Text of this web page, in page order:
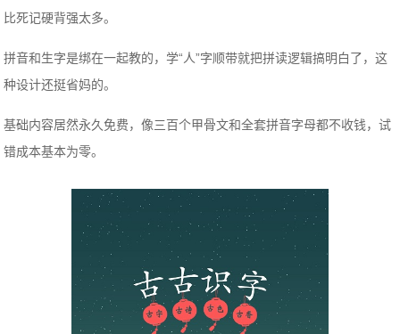
比死记硬背强太多。
拼音和生字是绑在一起教的，学“人”字顺带就把拼读逻辑搞明白了，这
种设计还挺省妈的。
基础内容居然永久免费，像三百个甲骨文和全套拼音字母都不收钱，试
错成本基本为零。